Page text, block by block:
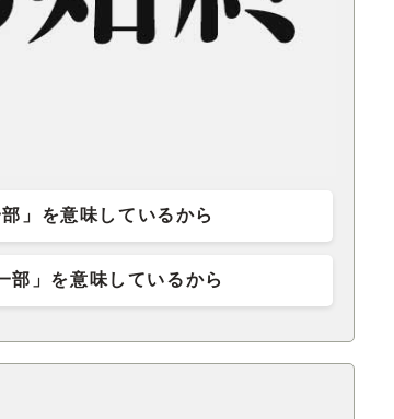
」を意味しているから
部」を意味しているから